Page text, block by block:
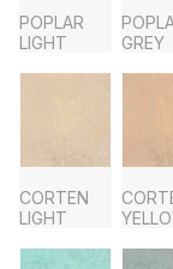
POPLAR
LIGHT
GREY
CORTEN
LIGHT